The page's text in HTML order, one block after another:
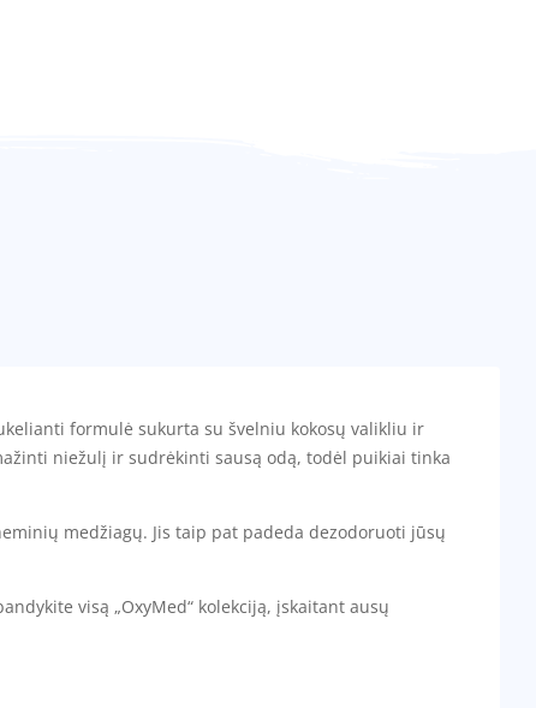
formulė sukurta su švelniu kokosų valikliu ir
niežulį ir sudrėkinti sausą odą, todėl puikiai tinka
medžiagų. Jis taip pat padeda dezodoruoti jūsų
visą „OxyMed“ kolekciją, įskaitant ausų